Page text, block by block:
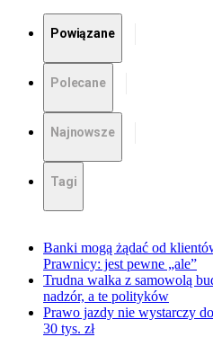
Powiązane
Polecane
Najnowsze
Tagi
Banki mogą żądać od
Prawnicy: jest pewne „ale”
Trudna walka z samowolą
nadzór, a te polityków
Prawo jazdy nie wystarczy
30 tys. zł